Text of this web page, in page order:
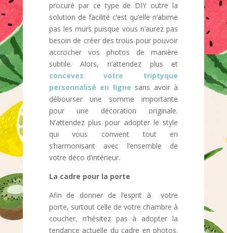
procuré par ce type de DIY outre la
solution de facilité c’est qu’elle n’abime
pas les murs puisque vous n’aurez pas
besoin de créer des trous pour pouvoir
accrocher vos photos de manière
subtile. Alors, n’attendez plus et
concevez votre triptyque
personnalisé en ligne sans avoir à
débourser une somme importante
pour une décoration originale.
N’attendez plus pour adopter le style
qui vous convient tout en
s’harmonisant avec l’ensemble de
votre déco d’intérieur.
La cadre pour la porte
Afin de donner de l’esprit à votre
porte, surtout celle de votre chambre à
coucher, n’hésitez pas à adopter la
tendance actuelle du cadre en photos.